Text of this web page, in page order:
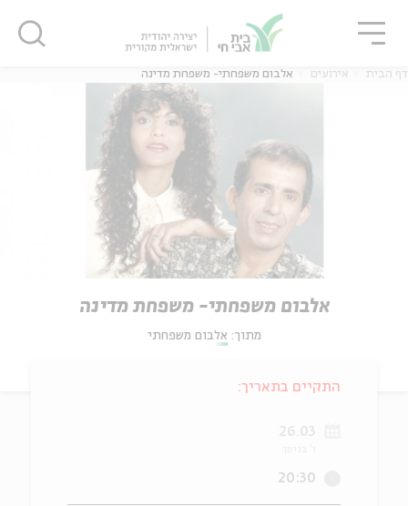
דף הבית אירועים אלבום משפחתי- משפחת מדינה
אלבום משפחתי- משפחת מדינה
מתוך: אלבום משפחתי
התקיים בתאריך:
26.03
20:30
סגור